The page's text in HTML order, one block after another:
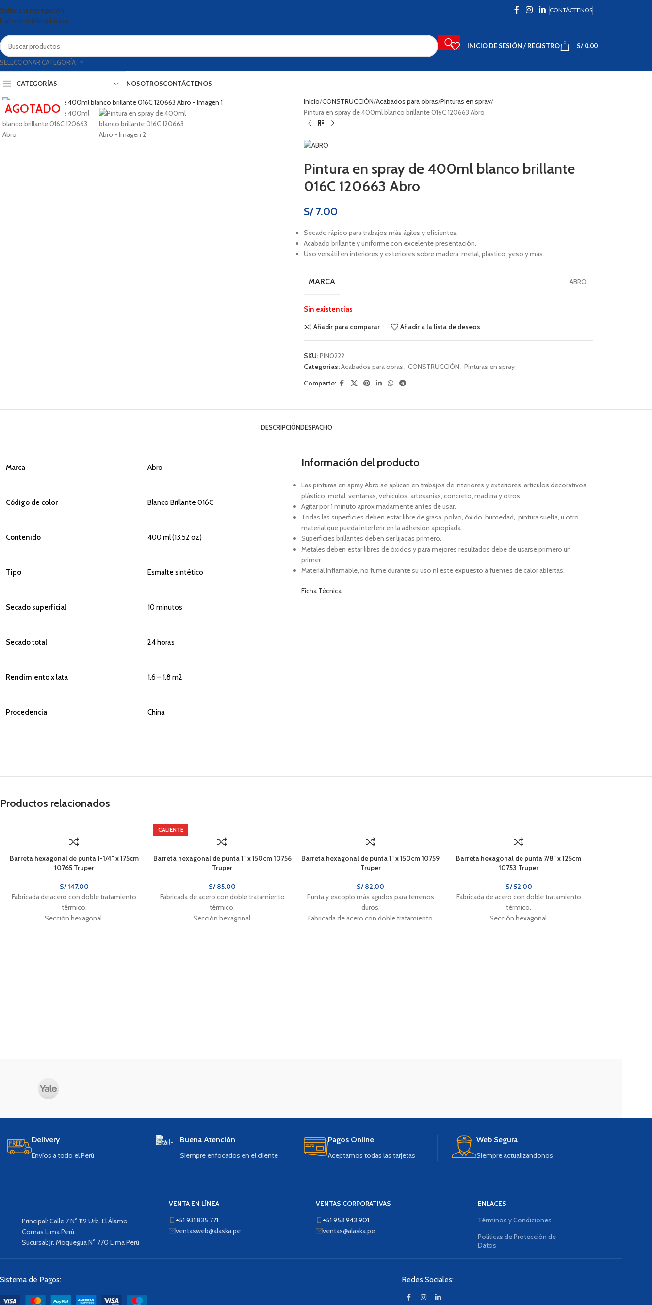
Saltar a la navegación
Ir al contenido principal
CONTÁCTENOS
SELECCIONAR CATEGORÍA
INICIO DE SESIÓN / REGISTRO 0 S/ 0.00
CATEGORÍAS NOSOTROSCONTÁCTENOS
AGOTADO
Haga clic para ampliar
Inicio CONSTRUCCIÓN Acabados para obras Pinturas en spray
Pintura en spray de 400ml blanco brillante 016C 120663 Abro
Pintura en spray de 400ml blanco brillante
016C 120663 Abro
S/7.00
Secado rápido para trabajos más ágiles y eficientes.
Acabado brillante y uniforme con excelente presentación.
Uso versátil en interiores y exteriores sobre madera, metal, plástico, yeso y más.
MARCA ABRO
Sin existencias
Añadir para comparar Añadir a la lista de deseos
SKU:PIN0222
Categorías:Acabados para obras CONSTRUCCIÓN
Pinturas en spray
Comparte:
DESCRIPCIÓNDESPACHO
Marca Abro
Código de color Blanco Brillante 016C
Contenido 400 ml (13.52 oz)
Tipo Esmalte sintético
Secado superficial 10 minutos
Secado total 24 horas
Rendimiento x lata 1.6 – 1.8 m2
Procedencia China
Información del producto
Las pinturas en spray Abro se aplican en trabajos de interiores y exteriores, artículos decorativos,
plástico, metal, ventanas, vehículos, artesanías, concreto, madera y otros.
Agitar por 1 minuto aproximadamente antes de usar.
Todas las superficies deben estar libre de grasa, polvo, óxido, humedad, pintura suelta, u otro
material que pueda interferir en la adhesión apropiada.
Superficies brillantes deben ser lijadas primero.
Metales deben estar libres de óxidos y para mejores resultados debe de usarse primero un
primer.
Material inflamable, no fume durante su uso ni este expuesto a fuentes de calor abiertas.
Ficha Técnica
Productos relacionados
Barreta hexagonal de punta 1-1/4″ x 175cm
10765 Truper
S/147.00
Fabricada de acero con doble tratamiento
térmico.
Sección hexagonal.
CALIENTE
Barreta hexagonal de punta 1″ x 150cm 10756
Truper
S/ 85.00
Fabricada de acero con doble tratamiento
térmico.
Sección hexagonal.
Barreta hexagonal de punta 1″ x 150cm 10759
Truper
S/ 82.00
Punta y escoplo más agudos para terrenos
duros.
Fabricada de acero con doble tratamiento
Barreta hexagonal de punta 7/8″ x 125cm
10753 Truper
S/52.00
Fabricada de acero con doble tratamiento
térmico.
Sección hexagonal.
Delivery
Envíos a todo el Perú
Buena Atención
Siempre enfocados en el cliente
Pagos Online
Aceptamos todas las tarjetas
Web Segura
Siempre actualizandonos
Principal: Calle 7 N° 119 Urb. El Álamo
Comas Lima Perú
Sucursal: Jr. Moquegua N° 770 Lima Perú
VENTA EN LÍNEA
+51 931 835 771
ventasweb@alaska.pe
VENTAS CORPORATIVAS
+51 953 943 901
ventas@alaska.pe
ENLACES
Términos y Condiciones
Políticas de Protección de
Datos
Sistema de Pagos: Redes Sociales: